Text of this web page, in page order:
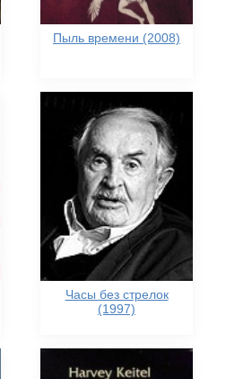
Пыль времени (2008)
Часы без стрелок
(1997)